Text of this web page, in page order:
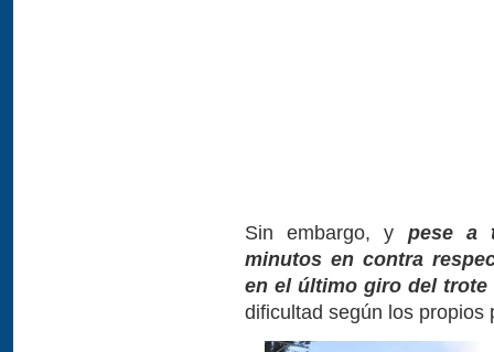
Sin embargo, y pese a
minutos en contra
en el último giro del trote
dificultad según los propios